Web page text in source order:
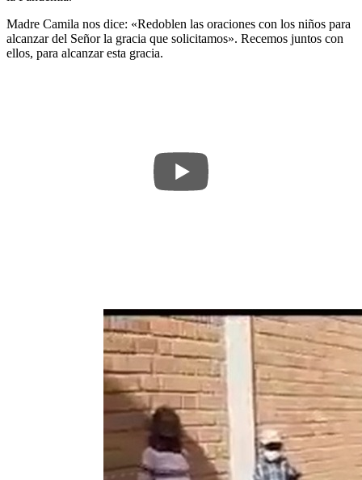
Madre Camila nos dice: «Redoblen las oraciones con los niños para
alcanzar del Señor la gracia que solicitamos». Recemos juntos con
ellos, para alcanzar esta gracia.